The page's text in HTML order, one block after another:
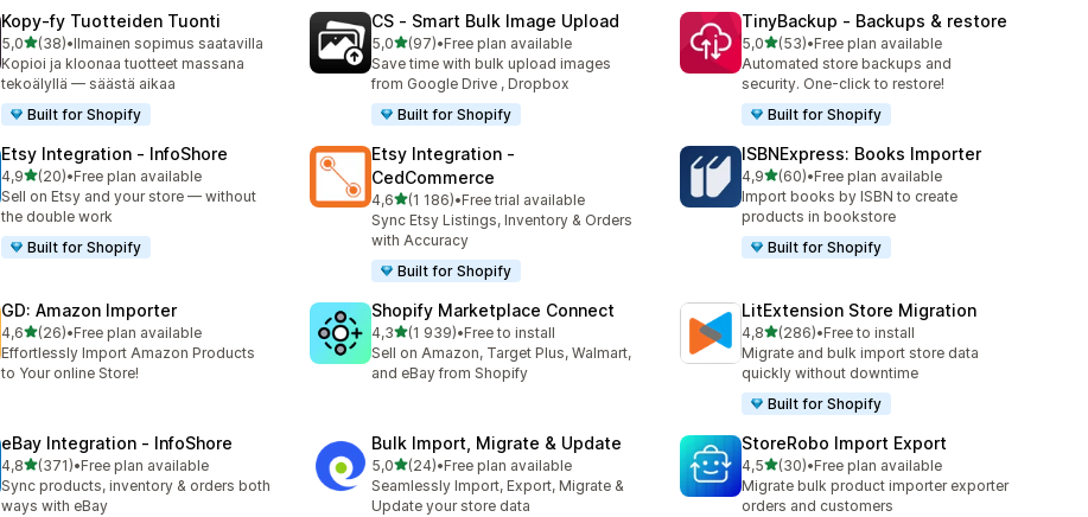
Kopy‑fy Tuotteiden Tuonti
5,0/ 5 tähteä
(38)
38 arvostelua yhteensä
•Ilmainen sopimus saatavilla
Kopioi ja kloonaa tuotteet massana
tekoälyllä — säästä aikaa
Built for Shopify
CS ‑ Smart Bulk Image Upload
5,0/ 5 tähteä
(97)
97 arvostelua yhteensä
•Free plan available
Save time with bulk upload images
from Google Drive , Dropbox
Built for Shopify
TinyBackup ‑ Backups & restore
5,0/ 5 tähteä
(53)
53 arvostelua yhteensä
•Free plan available
Automated store backups and
security. One-click to restore!
Built for Shopify
Etsy Integration ‑ InfoShore
4,9/ 5 tähteä
(20)
20 arvostelua yhteensä
•Free plan available
Sell on Etsy and your store — without
the double work
Built for Shopify
Etsy Integration ‑
CedCommerce
4,6/ 5 tähteä
(1 186)
1186 arvostelua yhteensä
•Free trial available
Sync Etsy Listings, Inventory & Orders
with Accuracy
Built for Shopify
ISBNExpress: Books Importer
4,9/ 5 tähteä
(60)
60 arvostelua yhteensä
•Free plan available
Import books by ISBN to create
products in bookstore
Built for Shopify
GD: Amazon Importer
4,6/ 5 tähteä
(26)
26 arvostelua yhteensä
•Free plan available
Effortlessly Import Amazon Products
to Your online Store!
Shopify Marketplace Connect
4,3/ 5 tähteä
(1 939)
1939 arvostelua yhteensä
•Free to install
Sell on Amazon, Target Plus, Walmart,
and eBay from Shopify
LitExtension Store Migration
4,8/ 5 tähteä
(286)
286 arvostelua yhteensä
•Free to install
Migrate and bulk import store data
quickly without downtime
Built for Shopify
eBay Integration ‑ InfoShore
4,8/ 5 tähteä
(371)
371 arvostelua yhteensä
•Free plan available
Sync products, inventory & orders both
ways with eBay
Bulk Import, Migrate & Update
5,0/ 5 tähteä
(24)
24 arvostelua yhteensä
•Free plan available
Seamlessly Import, Export, Migrate &
Update your store data
StoreRobo Import Export
4,5/ 5 tähteä
(30)
30 arvostelua yhteensä
•Free plan available
Migrate bulk product importer exporter
orders and customers